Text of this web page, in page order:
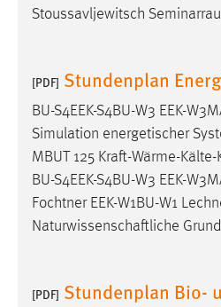
Stoussavljewitsch
[PDF] Stundenplan
BU-S4EEK-S4BU-W3 EEK-
Simulation energetischer
MBUT 125 Kraft-Wärme-
BU-S4EEK-S4BU-W3 EEK-
Fochtner EEK-W1BU-W1
Naturwissenschaftliche
[PDF] Stundenplan Bio-
Facebook Pixel
Anbieter: Facebook
Zweck:
Cookie Laufzeit: 3 Monate
EXTERNE MEDIEN
externen Medien Cookies